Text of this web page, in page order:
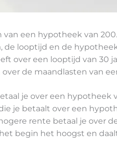
van een hypotheek van
de looptijd en de
over een looptijd van 30
de maandlasten van
je over een hypotheek
je betaalt over een
rente betaal je over
begin het hoogst en